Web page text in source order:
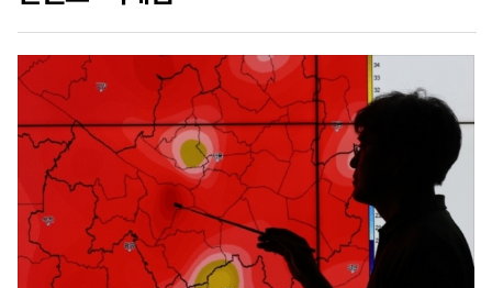
기
독
기
시
개
켓
파
워
운
세
학
동
골
프